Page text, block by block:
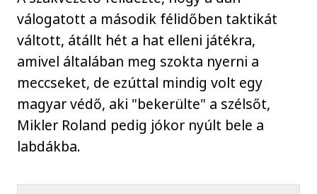
válogatott a második félidőben taktikát
váltott, átállt hét a hat elleni játékra,
amivel általában meg szokta nyerni a
meccseket, de ezúttal mindig volt egy
magyar védő, aki "bekerülte" a szélsőt,
Mikler Roland pedig jókor nyúlt bele a
labdákba.